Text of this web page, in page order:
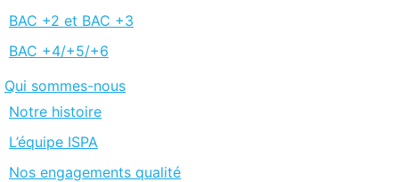
BAC +2 et BAC +3
BAC +4/+5/+6
Qui sommes-nous
Notre histoire
L’équipe ISPA
Nos engagements qualité